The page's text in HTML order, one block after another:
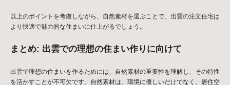
以上のポイントを考慮しながら、自然素材を選ぶことで、出雲の注文住宅は
より快適で魅力的な住まいに仕上がるでしょう。
まとめ: 出雲での理想の住まい作りに向けて
出雲で理想の住まいを作るためには、自然素材の重要性を理解し、その特性
を活かすことが不可欠です。自然素材は、環境に優しいだけでなく、居住空